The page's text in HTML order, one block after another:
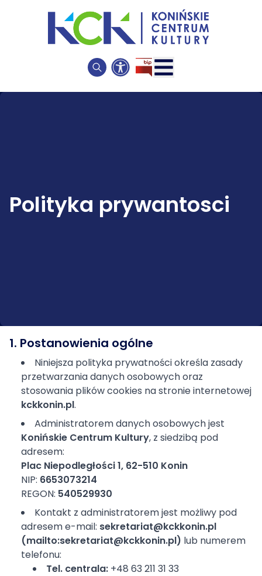
Polityka prywantosci
1. Postanowienia ogólne
Niniejsza polityka prywatności określa zasady
przetwarzania danych osobowych oraz
stosowania plików cookies na stronie internetowej
kckkonin.pl.
Administratorem danych osobowych jest
Konińskie Centrum Kultury, z siedzibą pod
adresem:
Plac Niepodległości 1, 62-510 Konin
NIP: 6653073214
REGON: 540529930
Kontakt z administratorem jest możliwy pod
adresem e-mail: sekretariat@kckkonin.pl
(mailto:sekretariat@kckkonin.pl) lub numerem
telefonu:
Tel. centrala: +48 63 211 31 33